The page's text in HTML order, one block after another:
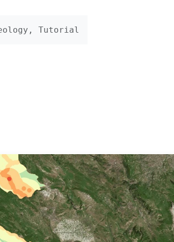
Tutorial